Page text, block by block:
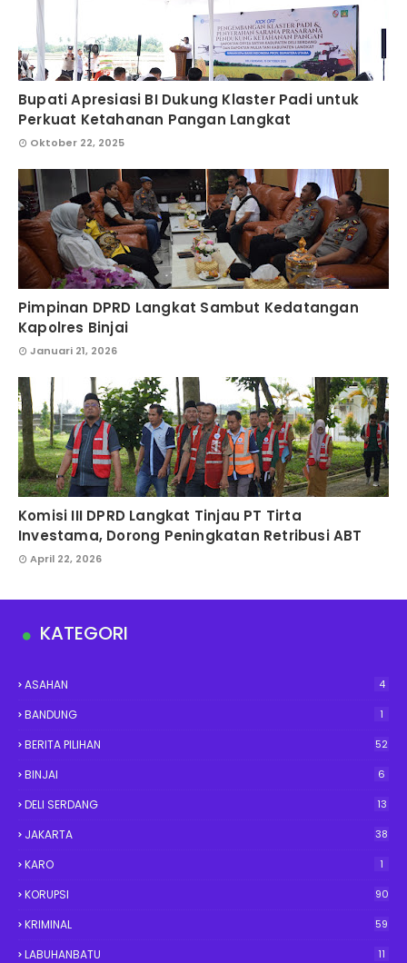
Bupati Apresiasi BI Dukung Klaster Padi untuk
Perkuat Ketahanan Pangan Langkat
Oktober 22, 2025
Pimpinan DPRD Langkat Sambut Kedatangan
Kapolres Binjai
Januari 21, 2026
Komisi III DPRD Langkat Tinjau PT Tirta
Investama, Dorong Peningkatan Retribusi ABT
April 22, 2026
KATEGORI
ASAHAN 4
BANDUNG 1
BERITA PILIHAN 52
BINJAI 6
DELI SERDANG 13
JAKARTA 38
KARO 1
KORUPSI 90
KRIMINAL 59
LABUHANBATU 11